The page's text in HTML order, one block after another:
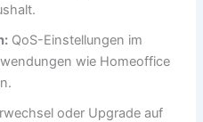
QoS-Einstellungen im
wie Homeoffice
oder Upgrade auf